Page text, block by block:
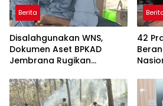
Berita
Disalahgunakan WNS,
Dokumen Aset BPKAD
Jembrana Rugikan
42